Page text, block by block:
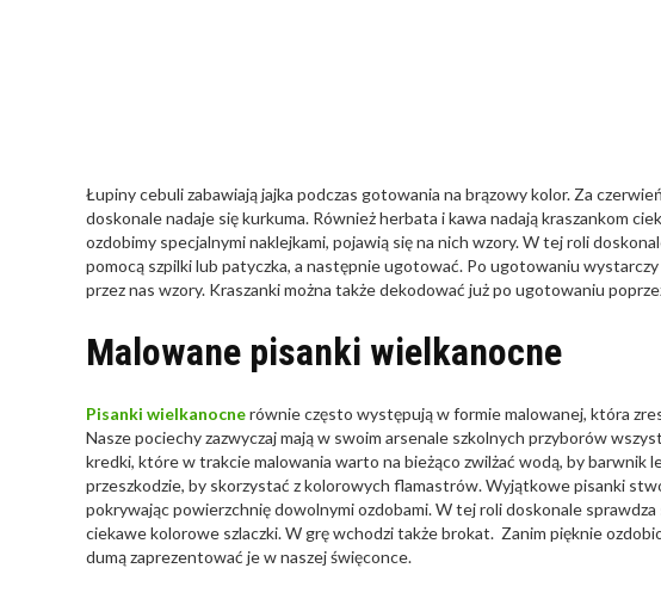
Łupiny cebuli zabawiają jajka podczas gotowania na brązowy kolor. Za
doskonale nadaje się kurkuma. Również herbata i kawa nadają kraszankom
ozdobimy specjalnymi naklejkami, pojawią się na nich wzory. W tej roli
pomocą szpilki lub patyczka, a następnie ugotować. Po ugotowaniu
przez nas wzory. Kraszanki można także dekodować już po ugotowaniu
Malowane pisanki wielkanocne
Pisanki wielkanocnerównie często występują w formie malowanej, która
Nasze pociechy zazwyczaj mają w swoim arsenale szkolnych przyborów
kredki, które w trakcie malowania warto na bieżąco zwilżać wodą, by barwnik
przeszkodzie, by skorzystać z kolorowych flamastrów. Wyjątkowe pisanki
pokrywając powierzchnię dowolnymi ozdobami. W tej roli doskonale
ciekawe kolorowe szlaczki. W grę wchodzi także brokat. Zanim pięknie
dumą zaprezentować je w naszej święconce.